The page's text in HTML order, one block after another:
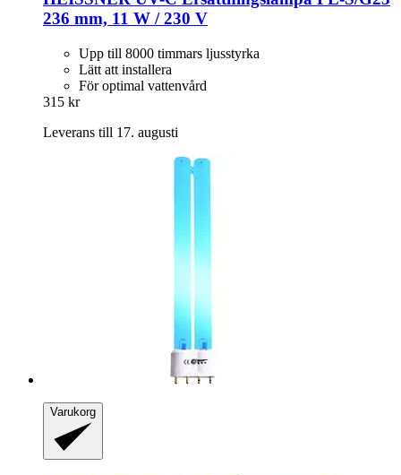
236 mm, 11 W / 230 V
Upp till 8000 timmars ljusstyrka
Lätt att installera
För optimal vattenvård
315 kr
Leverans till 17. augusti
Varukorg